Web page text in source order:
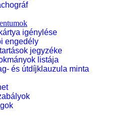
igénylése
engedély
jegyzéke
listája
és útdíjklauzula minta